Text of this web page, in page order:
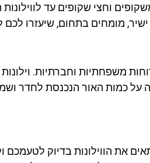
וחצי שקופים עד
מומחים בתחום, שיעזרו לכם
משפחתיות וחברתיות. וילונות
כמות האור הנכנסת לחדר
את הווילונות בדיוק לטעמכם